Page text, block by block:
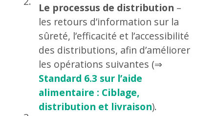
Le processus de distribution –
les retours d’information sur la
sûreté, l’efficacité et l’accessibilité
des distributions, afin d’améliorer
les opérations suivantes (⇒
Standard 6.3 sur l’aide
alimentaire : Ciblage,
distribution et livraison).